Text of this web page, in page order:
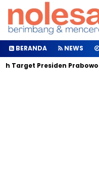
BERANDA NEWS
Target Presiden Prabowo